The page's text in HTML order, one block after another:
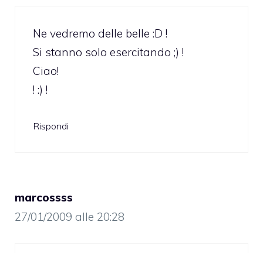
Ne vedremo delle belle :D !
Si stanno solo esercitando ;) !
Ciao!
! :) !
Rispondi
marcossss
27/01/2009 alle 20:28